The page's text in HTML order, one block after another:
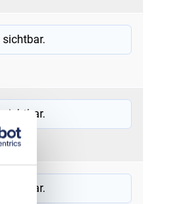
sichtbar.
sichtbar.
sichtbar.